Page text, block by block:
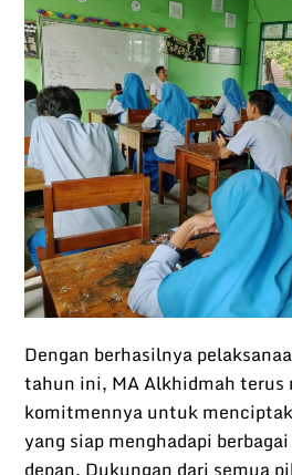
Dengan berhasilnya
tahun ini, MA Alkhidmah
komitmennya untuk
yang siap menghadapi